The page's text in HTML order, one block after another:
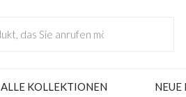
ALLE KOLLEKTIONEN NEUE